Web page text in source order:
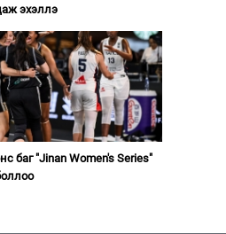
эхэллэ
баг "Jinan Women's Series"